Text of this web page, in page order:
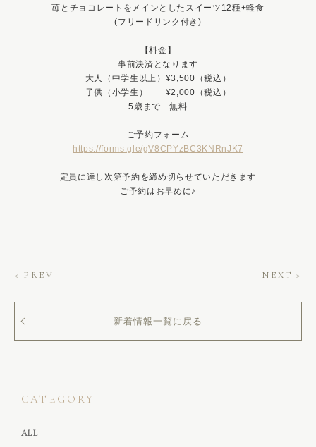
苺とチョコレートをメインとしたスイーツ12種+軽食
(フリードリンク付き)
【料金】
事前決済となります
大人（中学生以上）¥3,500（税込）
子供（小学生） ¥2,000（税込）
5歳まで 無料
ご予約フォーム
https://forms.gle/gV8CPYzBC3KNRnJK7
定員に達し次第予約を締め切らせていただきます
ご予約はお早めに♪
< PREV NEXT >
新着情報一覧に戻る
CATEGORY
ALL